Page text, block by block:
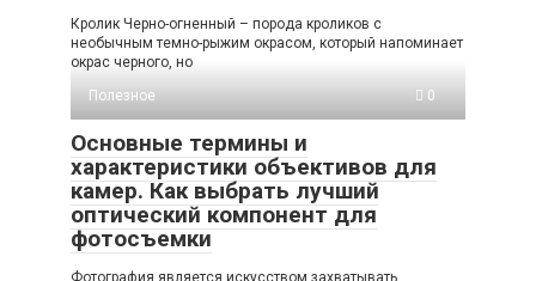
Кролик Черно-огненный – порода кроликов с
необычным темно-рыжим окрасом, который напоминает
окрас черного, но
Полезное
0
Основные термины и
характеристики объективов для
камер. Как выбрать лучший
оптический компонент для
фотосъемки
Фотография является искусством захватывать